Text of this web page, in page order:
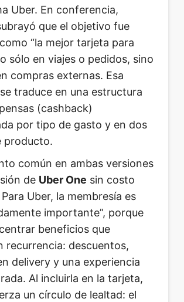
Uber. En conferencia,
que el objetivo fue
“la mejor tarjeta para
sólo en viajes o pedidos, sino
compras externas. Esa
traduce en una estructura
(cashback)
por tipo de gasto y en dos
producto.
común en ambas versiones
de Uber One sin costo
Uber, la membresía es
importante”, porque
beneficios que
recurrencia: descuentos,
delivery y una experiencia
Al incluirla en la tarjeta,
un círculo de lealtad: el